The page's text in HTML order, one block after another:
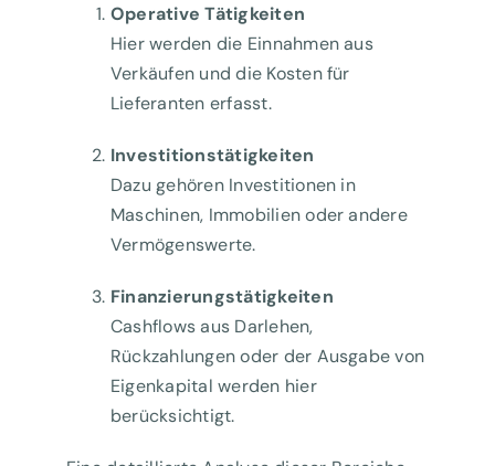
Operative Tätigkeiten
Hier werden die Einnahmen aus
Verkäufen und die Kosten für
Lieferanten erfasst.
Investitionstätigkeiten
Dazu gehören Investitionen in
Maschinen, Immobilien oder andere
Vermögenswerte.
Finanzierungstätigkeiten
Cashflows aus Darlehen,
Rückzahlungen oder der Ausgabe von
Eigenkapital werden hier
berücksichtigt.